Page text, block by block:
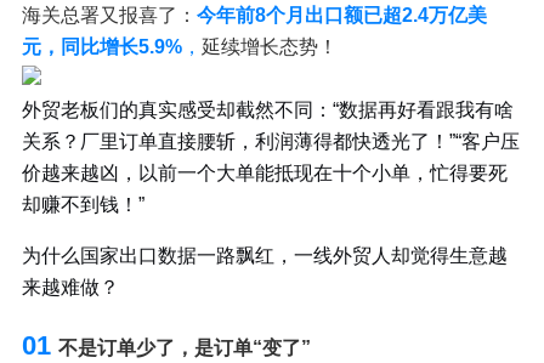
海关总署又报喜了： 今年前8个月出口额已超2.4万亿美
元，同比增长5.9%， 延续增长态势！
外贸老板们的真实感受却截然不同：“数据再好看跟我有啥
关系？厂里订单直接腰斩，利润薄得都快透光了！”“客户压
价越来越凶，以前一个大单能抵现在十个小单，忙得要死
却赚不到钱！”
为什么国家出口数据一路飘红，一线外贸人却觉得生意越
来越难做？
01 不是订单少了，是订单“变了”